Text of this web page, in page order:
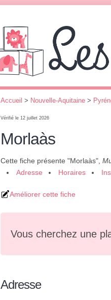
Accueil > Nouvelle-Aquitaine >
Vérifié le 12 juillet 2026
Morlaàs
Cette fiche présente "Morlaàs",
Adresse
Horaires
Améliorer cette fiche
Vous cherchez une
Adresse